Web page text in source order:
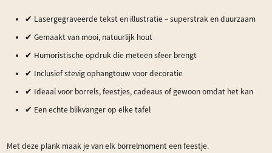
✔ Lasergegraveerde tekst en illustratie – superstrak en duurzaam
✔ Gemaakt van mooi, natuurlijk hout
✔ Humoristische opdruk die meteen sfeer brengt
✔ Inclusief stevig ophangtouw voor decoratie
✔ Ideaal voor borrels, feestjes, cadeaus of gewoon omdat het kan
✔ Een echte blikvanger op elke tafel
Met deze plank maak je van elk borrelmoment een feestje.